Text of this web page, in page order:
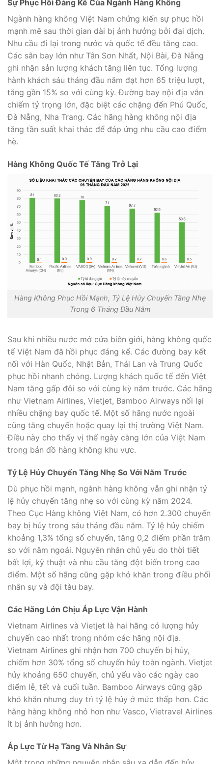
Sự Phục Hồi Đáng Kể Của Ngành Hàng Không
Ngành hàng không Việt Nam chứng kiến sự phục hồi
mạnh mẽ sau thời gian dài bị ảnh hưởng bởi đại dịch.
Nhu cầu đi lại trong nước và quốc tế đều tăng cao.
Các sân bay lớn như Tân Sơn Nhất, Nội Bài, Đà Nẵng
ghi nhận sản lượng khách tăng liên tục. Tổng lượng
hành khách sáu tháng đầu năm đạt hơn 65 triệu lượt,
tăng gần 15% so với cùng kỳ. Đường bay nội địa vẫn
chiếm tỷ trọng lớn, đặc biệt các chặng đến Phú Quốc,
Đà Nẵng, Nha Trang. Các hãng hàng không nội địa
tăng tần suất khai thác để đáp ứng nhu cầu cao điểm
hè.
Hàng Không Quốc Tế Tăng Trở Lại
Hàng Không Phục Hồi Mạnh, Tỷ Lệ Hủy Chuyến Tăng Nhẹ
Trong 6 Tháng Đầu Năm
Sau khi nhiều nước mở cửa biên giới, hàng không quốc
tế Việt Nam đã hồi phục đáng kể. Các đường bay kết
nối với Hàn Quốc, Nhật Bản, Thái Lan và Trung Quốc
phục hồi nhanh chóng. Lượng khách quốc tế đến Việt
Nam tăng gấp đôi so với cùng kỳ năm trước. Các hãng
như Vietnam Airlines, Vietjet, Bamboo Airways nối lại
nhiều chặng bay quốc tế. Một số hãng nước ngoài
cũng tăng chuyến hoặc quay lại thị trường Việt Nam.
Điều này cho thấy vị thế ngày càng lớn của Việt Nam
trong bản đồ hàng không khu vực.
Tỷ Lệ Hủy Chuyến Tăng Nhẹ So Với Năm Trước
Dù phục hồi mạnh, ngành hàng không vẫn ghi nhận tỷ
lệ hủy chuyến tăng nhẹ so với cùng kỳ năm 2024.
Theo Cục Hàng không Việt Nam, có hơn 2.300 chuyến
bay bị hủy trong sáu tháng đầu năm. Tỷ lệ hủy chiếm
khoảng 1,3% tổng số chuyến, tăng 0,2 điểm phần trăm
so với năm ngoái. Nguyên nhân chủ yếu do thời tiết
bất lợi, kỹ thuật và nhu cầu tăng đột biến trong cao
điểm. Một số hãng cũng gặp khó khăn trong điều phối
nhân sự và đội tàu bay.
Các Hãng Lớn Chịu Áp Lực Vận Hành
Vietnam Airlines và Vietjet là hai hãng có lượng hủy
chuyến cao nhất trong nhóm các hãng nội địa.
Vietnam Airlines ghi nhận hơn 700 chuyến bị hủy,
chiếm hơn 30% tổng số chuyến hủy toàn ngành. Vietjet
hủy khoảng 650 chuyến, chủ yếu vào các ngày cao
điểm lễ, tết và cuối tuần. Bamboo Airways cũng gặp
khó khăn nhưng duy trì tỷ lệ hủy ở mức thấp hơn. Các
hãng hàng không nhỏ hơn như Vasco, Vietravel Airlines
ít bị ảnh hưởng hơn.
Áp Lực Từ Hạ Tầng Và Nhân Sự